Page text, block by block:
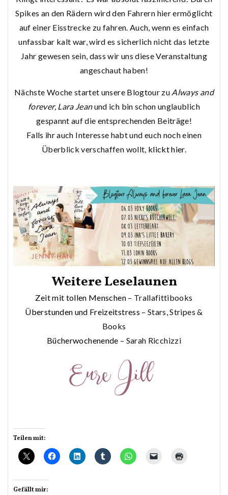
Spikes an den Rädern wird den Fahrern hier ermöglicht
auf einer Eisstrecke zu fahren. Auch, wenn es einfach
unfassbar kalt war, wird es sicherlich nicht das letzte
Jahr gewesen sein, dass wir uns diese Veranstaltung
angeschaut haben!
Nächste Woche startet unsere Blogtour zu Always and
forever, Lara Jeanund ich bin schon unglaublich
gespannt auf die entsprechenden Beiträge!
Falls ihr auch Interesse habt und euch noch einen
Überblick verschaffen wollt, klickt hier.
Weitere Leselaunen
Zeit mit tollen Menschen– Trallafittibooks
Überstunden und Freizeitstress – Stars, Stripes &
Books
Bücherwochenende – Sarah Ricchizzi
Teilen mit:
Gefällt mir: